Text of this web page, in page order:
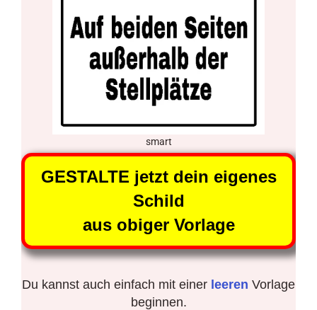
smart
GESTALTE jetzt dein eigenes
Schild
aus obiger Vorlage
Du kannst auch einfach mit einer leeren Vorlage
beginnen.